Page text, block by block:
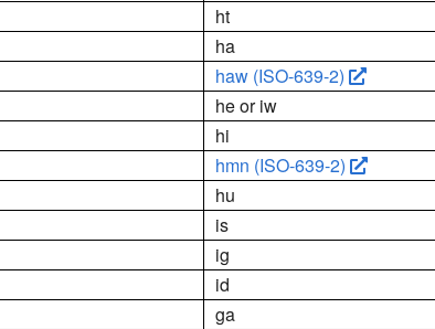
ht
ha
haw (ISO-639-2)
he or iw
hi
hmn (ISO-639-2)
hu
is
ig
id
ga